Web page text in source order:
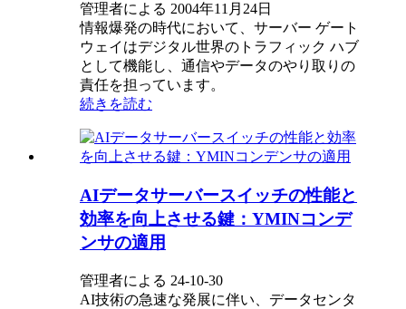
管理者による 2004年11月24日
情報爆発の時代において、サーバー ゲート
ウェイはデジタル世界のトラフィック ハブ
として機能し、通信やデータのやり取りの
責任を担っています。
続きを読む
AIデータサーバースイッチの性能と
効率を向上させる鍵：YMINコンデ
ンサの適用
管理者による 24-10-30
AI技術の急速な発展に伴い、データセンタ